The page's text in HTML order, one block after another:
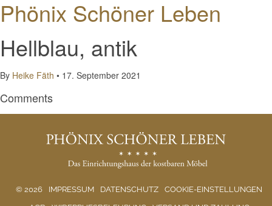
Phönix Schöner Leben
Hellblau, antik
By Heike Fäth • 17. September 2021
Comments
© 2026 IMPRESSUM DATENSCHUTZ
COOKIE-EINSTELLUNGEN